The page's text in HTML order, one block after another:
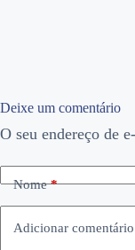
Deixe um comentário
O seu endereço de
Nome*
Adicionar comentário